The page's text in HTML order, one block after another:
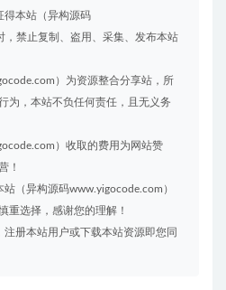
得本站（异构源码
，禁止复制、盗用、采集、发布本站
）为资源整合分享站，所
为，本站不负任何责任，且无义务
）收取的费用为网站赞
！
（异构源码www.yigocode.com）
重选择，感谢您的理解！
册本站用户或下载本站资源即您同